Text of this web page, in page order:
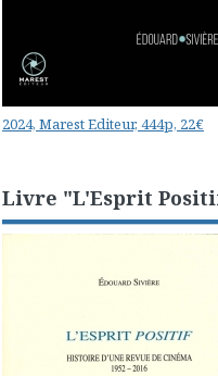
2024, Marest Editeur, 444p, 22€
Livre "L'Esprit